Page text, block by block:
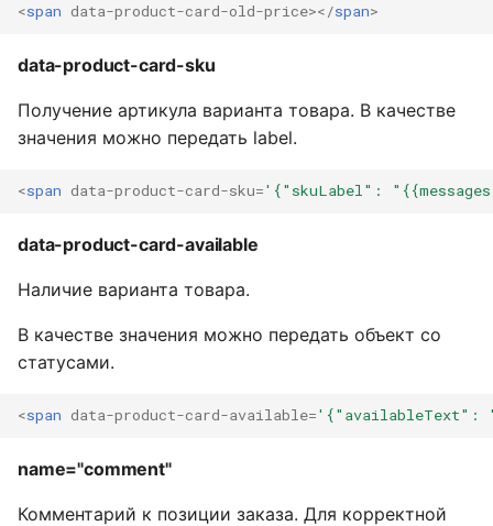
<span data-product-card-old-price></span>
data-product-card-sku
Получение артикула варианта товара. В качестве
значения можно передать label.
<span data-product-card-sku='{"skuLabel":
data-product-card-available
Наличие варианта товара.
В качестве значения можно передать объект со
статусами.
<span data-product-card-available='{"availableText":
name="comment"
Комментарий к позиции заказа. Для корректной